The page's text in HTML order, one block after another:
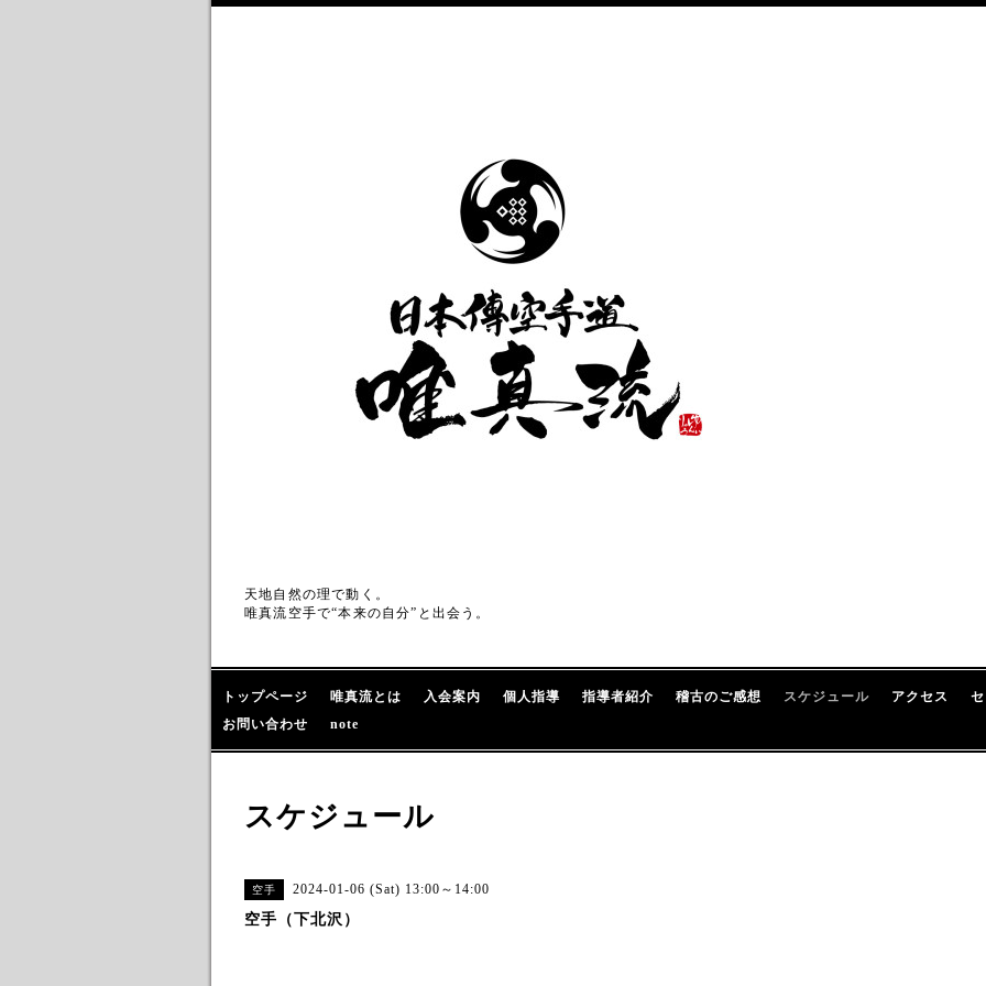
天地自然の理で動く。
唯真流空手で“本来の自分”と出会う。
トップページ 唯真流とは 入会案内 個人指導 指導者紹介 稽古のご感想 スケジュール アクセス
お問い合わせ
note
スケジュール
空手 2024-01-06 (Sat) 13:00～14:00
空手（下北沢）